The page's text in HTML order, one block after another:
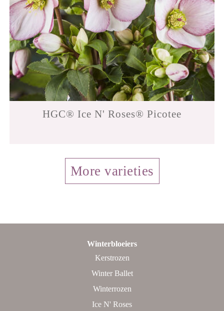
HGC® Ice N' Roses® Picotee
More varieties
Winterbloeiers
Kerstrozen
Winter Ballet
Winterrozen
Ice N' Roses